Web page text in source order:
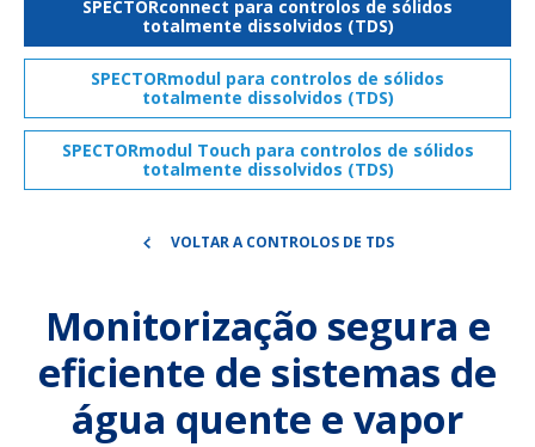
SPECTORconnect para controlos de sólidos
totalmente dissolvidos (TDS)
SPECTORmodul para controlos de sólidos
totalmente dissolvidos (TDS)
SPECTORmodul Touch para controlos de sólidos
totalmente dissolvidos (TDS)
VOLTAR A CONTROLOS DE TDS
Monitorização segura e
eficiente de sistemas de
água quente e vapor